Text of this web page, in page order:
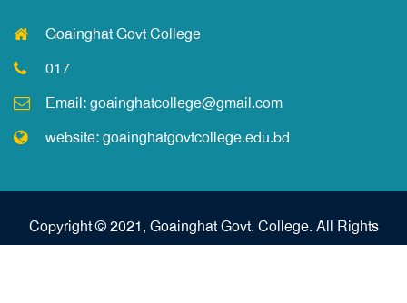
Goainghat Govt College
017
Email:goainghatcollege@gmail.com
website: goainghatgovtcollege.edu.bd
Copyright © 2021, Goainghat Govt. College. All Rights